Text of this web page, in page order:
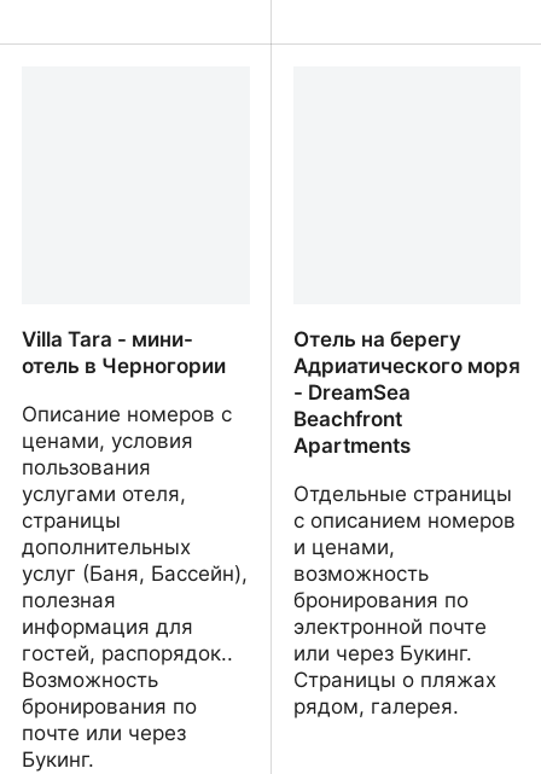
Villa Tara - мини-
отель в Черногории
Описание номеров с
ценами, условия
пользования
услугами отеля,
страницы
дополнительных
услуг (Баня, Бассейн),
полезная
информация для
гостей, распорядок..
Возможность
бронирования по
почте или через
Букинг.
Отель на берегу
Адриатического моря
- DreamSea
Beachfront
Apartments
Отдельные страницы
с описанием номеров
и ценами,
возможность
бронирования по
электронной почте
или через Букинг.
Страницы о пляжах
рядом, галерея.